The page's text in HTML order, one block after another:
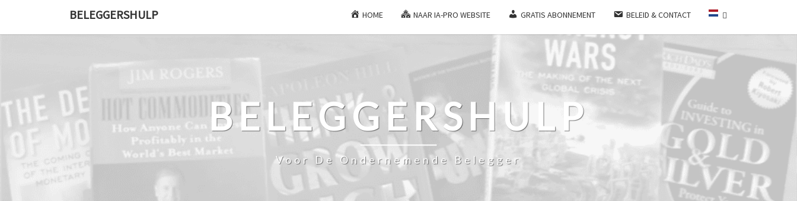
BELEGGERSHULP HOME NAAR IA-PRO WEBSITE GRATIS ABONNEMENT BELEID & CONTACT
BELEGGERSHULP
Voor De Ondernemende Belegger